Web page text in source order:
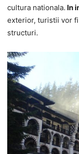
cultura nationala. In
exterior, turistii vor
structuri.